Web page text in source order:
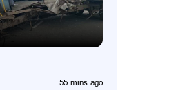
55 mins ago